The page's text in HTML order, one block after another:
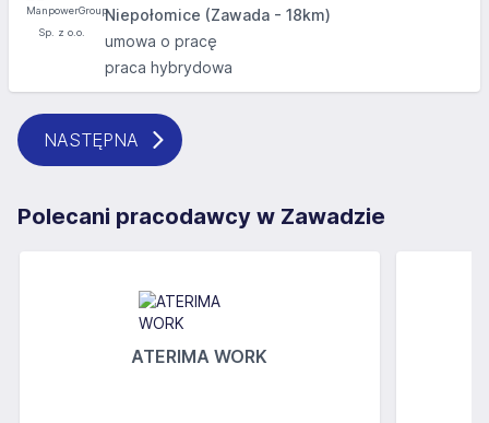
Niepołomice (Zawada - 18km)
umowa o pracę
praca hybrydowa
NASTĘPNA
Polecani pracodawcy w Zawadzie
ATERIMA WORK